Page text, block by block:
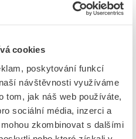
cookies
poskytování funkcí
návštěvnosti využíváme
tom, jak náš web používáte,
sociální média, inzerci a
zkombinovat s dalšími